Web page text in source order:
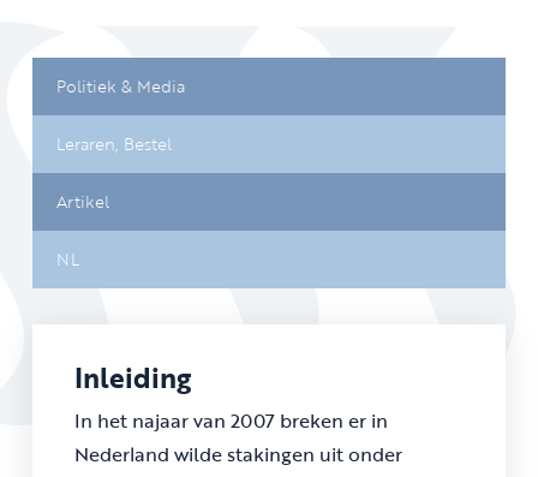
Politiek & Media
Leraren, Bestel
Artikel
NL
Inleiding
In het najaar van 2007 breken er in
Nederland wilde stakingen uit onder